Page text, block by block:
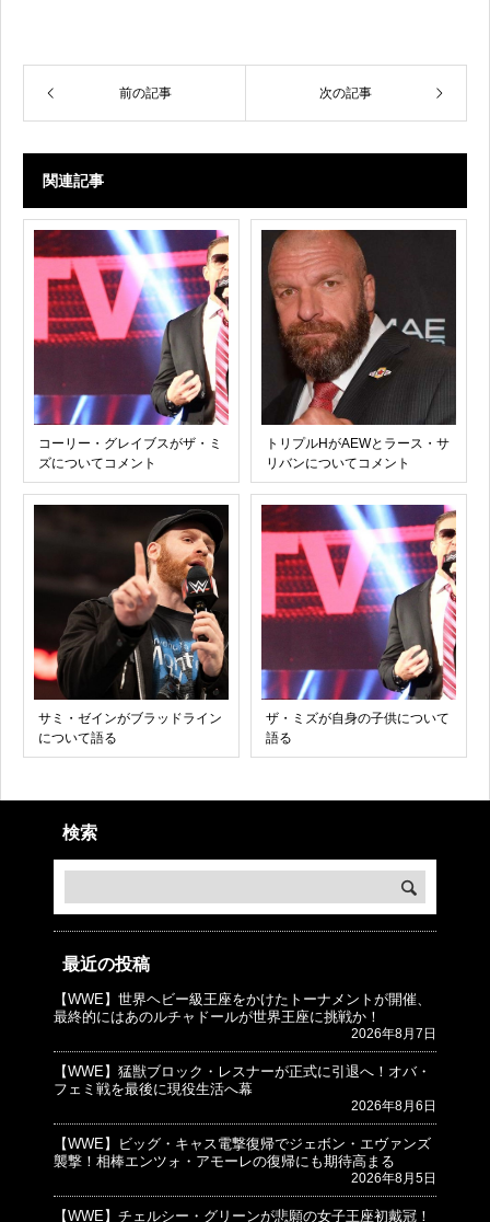
前の記事 次の記事
関連記事
コーリー・グレイブスがザ・ミ
ズについてコメント
トリプルHがAEWとラース・サ
リバンについてコメント
サミ・ゼインがブラッドライン
について語る
ザ・ミズが自身の子供について
語る
検索
最近の投稿
【WWE】世界ヘビー級王座をかけたトーナメントが開催、
最終的にはあのルチャドールが世界王座に挑戦か！
2026年8月7日
【WWE】猛獣ブロック・レスナーが正式に引退へ！オバ・
フェミ戦を最後に現役生活へ幕
2026年8月6日
【WWE】ビッグ・キャス電撃復帰でジェボン・エヴァンズ
襲撃！相棒エンツォ・アモーレの復帰にも期待高まる
2026年8月5日
【WWE】チェルシー・グリーンが悲願の女子王座初戴冠！
© プロレスJunkie ～WWEの最新情報 USA～